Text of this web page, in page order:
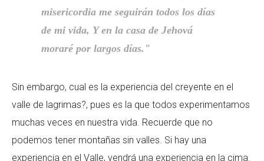
misericordia me seguirán todos los días
de mi vida, Y en la casa de Jehová
moraré por largos días."
Sin embargo, cual es la experiencia del creyente en el
valle de lagrimas?, pues es la que todos experimentamos
muchas veces en nuestra vida. Recuerde que no
podemos tener montañas sin valles. Si hay una
experiencia en el Valle, vendrá una experiencia en la cima.